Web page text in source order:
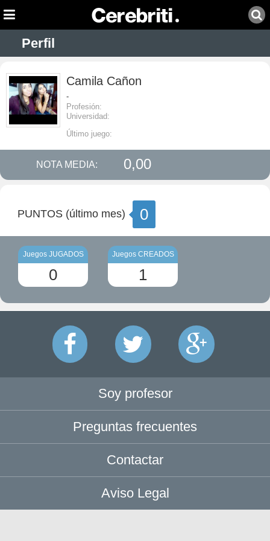
Perfil
Camila Cañon
-
Profesión:
Universidad:
Último juego:
NOTA MEDIA: 0,00
PUNTOS (último mes) 0
Juegos JUGADOS
0
Juegos CREADOS
1
Soy profesor
Preguntas frecuentes
Contactar
Aviso Legal